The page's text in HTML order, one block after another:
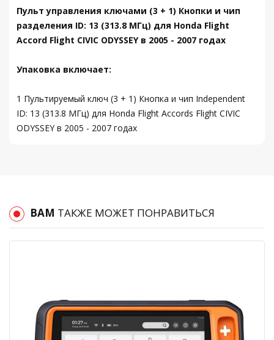
Пульт управления ключами (3 + 1) Кнопки и чип
разделения ID: 13 (313.8 МГц) для Honda Flight
Accord Flight CIVIC ODYSSEY в 2005 - 2007 годах
Упаковка включает:
1 Пультируемый ключ (3 + 1) Кнопка и чип Independent
ID: 13 (313.8 МГц) для Honda Flight Accords Flight CIVIC
ODYSSEY в 2005 - 2007 годах
ВАМ ТАКЖЕ МОЖЕТ ПОНРАВИТЬСЯ